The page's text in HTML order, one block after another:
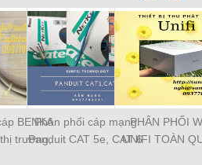
BENKA
trường,
Phân phối cáp mạng
Panduit CAT 5e, CAT 6
PHÂN PHỐI
UNIFI TOÀN